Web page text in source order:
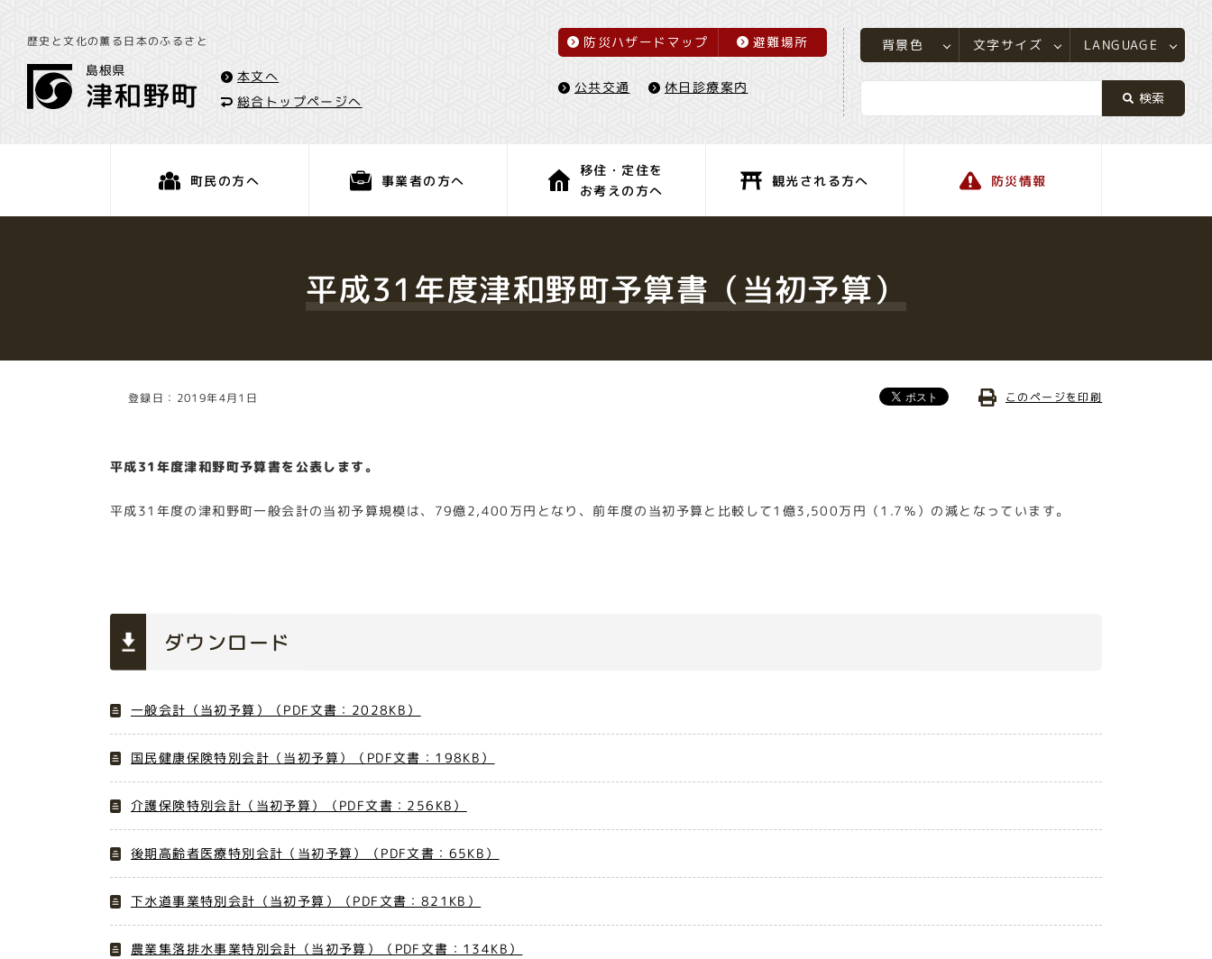
歴史と文化の薫る日本のふるさと
本文へ
総合トップページへ
防災ハザードマップ 避難場所
公共交通 休日診療案内
背景色 文字サイズ LANGUAGE
町民の方へ 事業者の方へ
移住・定住を
お考えの方へ
観光される方へ 防災情報
平成31年度津和野町予算書（当初予算）
登録日：2019年4月1日 このページを印刷
平成31年度津和野町予算書を公表します。
平成31年度の津和野町一般会計の当初予算規模は、79億2,400万円となり、前年度の当初予算と比較して1億3,500万円（1.7％）の減となっています。
ダウンロード
一般会計（当初予算）（PDF文書：2028KB）
国民健康保険特別会計（当初予算）（PDF文書：198KB）
介護保険特別会計（当初予算）（PDF文書：256KB）
後期高齢者医療特別会計（当初予算）（PDF文書：65KB）
下水道事業特別会計（当初予算）（PDF文書：821KB）
農業集落排水事業特別会計（当初予算）（PDF文書：134KB）